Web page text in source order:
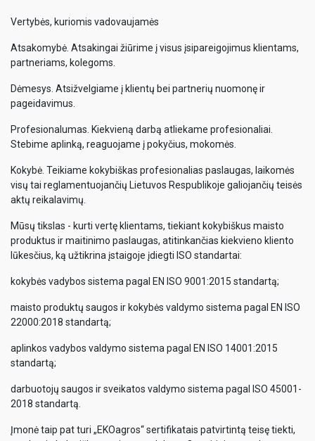
Vertybės, kuriomis vadovaujamės
Atsakomybė. Atsakingai žiūrime į visus įsipareigojimus klientams,
partneriams, kolegoms.
Dėmesys. Atsižvelgiame į klientų bei partnerių nuomonę ir
pageidavimus.
Profesionalumas. Kiekvieną darbą atliekame profesionaliai.
Stebime aplinką, reaguojame į pokyčius, mokomės.
Kokybė. Teikiame kokybiškas profesionalias paslaugas, laikomės
visų tai reglamentuojančių Lietuvos Respublikoje galiojančių teisės
aktų reikalavimų.
Mūsų tikslas - kurti vertę klientams, tiekiant kokybiškus maisto
produktus ir maitinimo paslaugas, atitinkančias kiekvieno kliento
lūkesčius, ką užtikrina įstaigoje įdiegti ISO standartai:
kokybės vadybos sistema pagal EN ISO 9001:2015 standartą;
maisto produktų saugos ir kokybės valdymo sistema pagal EN ISO
22000:2018 standartą;
aplinkos vadybos valdymo sistema pagal EN ISO 14001:2015
standartą;
darbuotojų saugos ir sveikatos valdymo sistema pagal ISO 45001-
2018 standartą.
Įmonė taip pat turi „EKOagros“ sertifikatais patvirtintą teisę tiekti,